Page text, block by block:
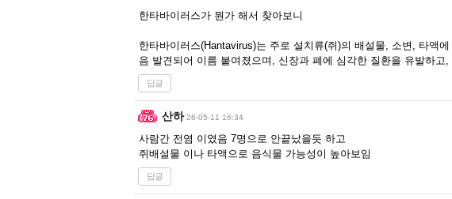
한타바이러스가 뭔가 해서 찾아보니
한타바이러스(Hantavirus)는 주로 설치류(쥐)의 배설물, 소변, 타액
음 발견되어 이름 붙여졌으며, 신장과 폐에 심각한 질환을 유발하
답글
산하 26-05-11 16:34
사람간 전염 이였음 7명으로 안끝났을듯 하고
쥐배설물 이나 타액으로 음식물 가능성이 높아보임
답글